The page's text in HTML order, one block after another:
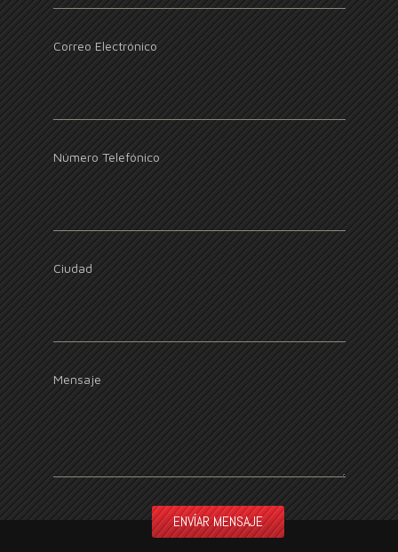
Correo Electrónico
Número Telefónico
Ciudad
Mensaje